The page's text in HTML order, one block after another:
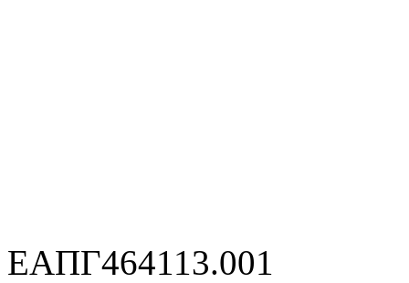
ЕАПГ464113.001